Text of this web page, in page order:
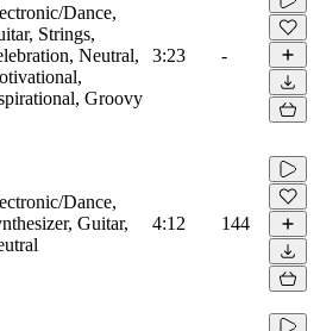
Dance,
Strings,
Neutral,
Groovy
3:23 -
Dance,
Guitar,
4:12 144